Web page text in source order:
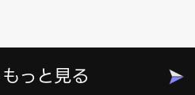
もっと見る